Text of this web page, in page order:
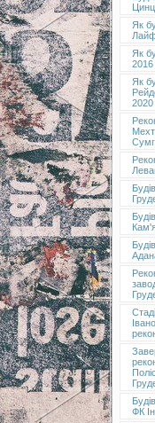
Як
Як
2016
Як
2020
ФК